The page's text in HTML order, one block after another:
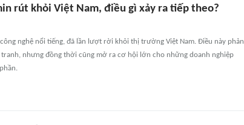
rút khỏi Việt Nam, điều gì xảy ra tiếp theo?
công nghệ nổi tiếng, đã lần lượt rời khỏi thị trường Việt Nam. Điều này phản
nhưng đồng thời cũng mở ra cơ hội lớn cho những doanh nghiệp